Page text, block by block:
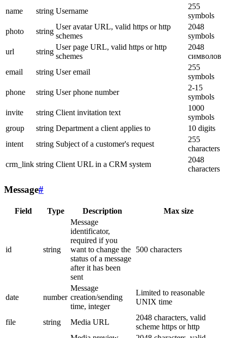
name string Username
255
symbols
photo
string
User avatar URL, valid https or http
schemes
2048
symbols
url
string
User page URL, valid https or http
schemes
2048
символов
email
string User email
255
symbols
phone
string User phone number
2-15
symbols
invite
string Client invitation text
1000
symbols
group
string Department a client applies to
10 digits
intent
string Subject of a customer's request
255
characters
crm_link string Client URL in a CRM system
2048
characters
Message#
Field Type Description Max size
id string
Message
identificator,
required if you
want to change the
status of a message
after it has been
sent
500 characters
date number
Message
creation/sending
time, integer
Limited to reasonable
UNIX time
file string Media URL
2048 characters, valid
scheme https or http